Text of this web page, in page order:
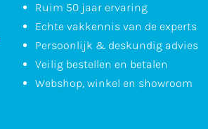
Ruim 50 jaar ervaring
Echte vakkennis van de experts
Persoonlijk & deskundig advies
Veilig bestellen en betalen
Webshop, winkel en showroom